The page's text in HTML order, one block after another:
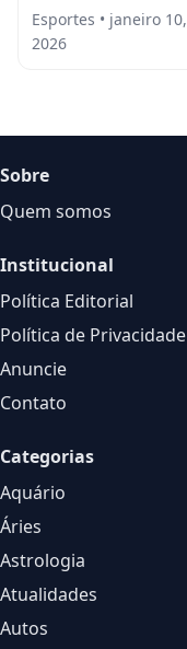
Esportes • janeiro 10,
2026
Sobre
Quem somos
Institucional
Política Editorial
Política de Privacidade
Anuncie
Contato
Categorias
Aquário
Áries
Astrologia
Atualidades
Autos